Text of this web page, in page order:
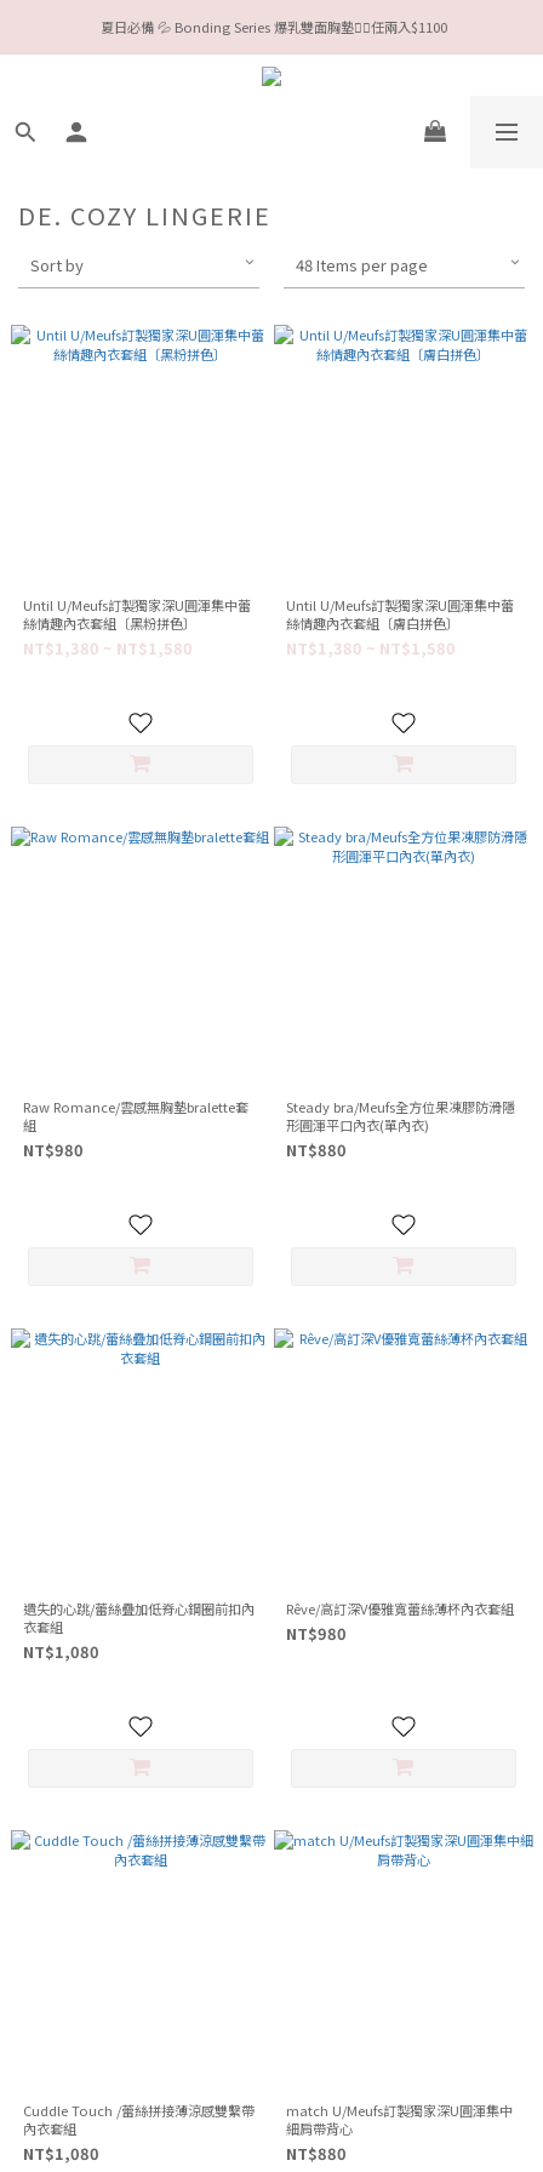
今夏限定Meufs泳衣工作坊 🥳 手做妳獨一無二的Bikini👙
夏日必備 💦 Bonding Series 爆乳雙面胸墊❤️‍🔥任兩入$1100
Valentine❤️‍🔥全款情趣系列任選兩件88折！
今夏限定Meufs泳衣工作坊 🥳 手做妳獨一無二的Bikini👙
DE. COZY LINGERIE
Sort by 48 Items per page
Until U/Meufs訂製獨家深U圓渾集中蕾
絲情趣內衣套組〔黑粉拼色〕
NT$1,380 ~ NT$1,580
Until U/Meufs訂製獨家深U圓渾集中蕾
絲情趣內衣套組〔膚白拼色〕
NT$1,380 ~ NT$1,580
Raw Romance/雲感無胸墊bralette套
組
NT$980
Steady bra/Meufs全方位果凍膠防滑隱
形圓渾平口內衣(單內衣)
NT$880
遺失的心跳/蕾絲疊加低脊心鋼圈前扣內
衣套組
NT$1,080
Rêve/高訂深V優雅寬蕾絲薄杯內衣套組
NT$980
Cuddle Touch /蕾絲拼接薄涼感雙繫帶
內衣套組
NT$1,080
match U/Meufs訂製獨家深U圓渾集中
細肩帶背心
NT$880